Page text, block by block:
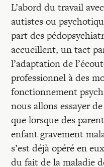
Entretiens
Revues
Colloque
Mon panier
L’abord du travail
autistes ou
part des
accueillent, un tact
l’adaptation de
professionnel à des
fonctionnement
nous allons essayer
que lorsque des
enfant gravement
s’est déjà opéré en
du fait de la maladie